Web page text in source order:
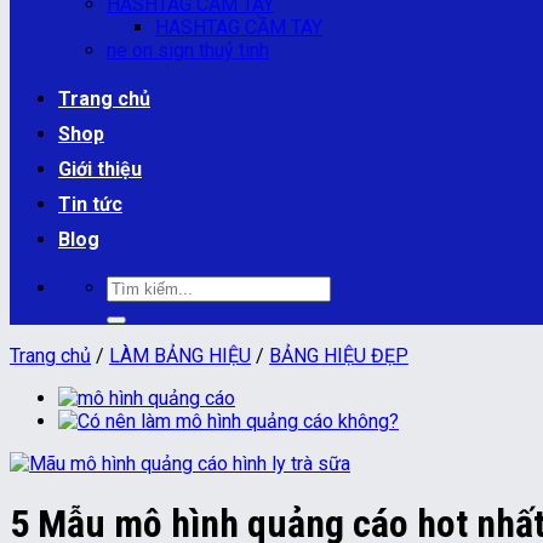
HASHTAG CẦM TAY
ne on sign thuỷ tinh
Trang chủ
Shop
Giới thiệu
Tin tức
Blog
Tìm
kiếm:
Trang chủ / LÀM BẢNG HIỆU / BẢNG HIỆU ĐẸP
5 Mẫu mô hình quảng cáo hot